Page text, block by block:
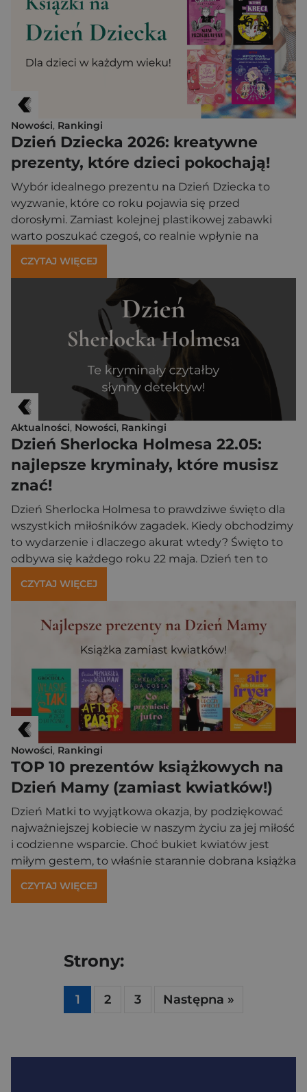
z miejsca. Odpowiednio dobrana lektura potrafi
nadać wyjazdom […]
Nowości, Rankingi
Dzień Dziecka 2026: kreatywne
prezenty, które dzieci pokochają!
Wybór idealnego prezentu na Dzień Dziecka to
wyzwanie, które co roku pojawia się przed
dorosłymi. Zamiast kolejnej plastikowej zabawki
warto poszukać czegoś, co realnie wpłynie na
literatura dziecięca oferuje niezwykłe bogactwo
form, które potrafią konkurować nawet z najbardziej
wciągającymi grami komputerowymi. Szukaj
prezentów, które bawią, uczą empatii i pozwalają
dzieciom lepiej zrozumieć […]
CZYTAJ WIĘCEJ
Aktualności, Nowości, Rankingi
Dzień Sherlocka Holmesa 22.05:
najlepsze kryminały, które musisz
znać!
Dzień Sherlocka Holmesa to prawdziwe święto dla
wszystkich miłośników zagadek. Kiedy obchodzimy
to wydarzenie i dlaczego akurat wtedy? Święto to
odbywa się każdego roku 22 maja. Dzień ten to
Conan Doyle’a! Postać genialnego detektywa
literatury kryminalnej i zainspirowała pokolenia
CZYTAJ WIĘCEJ
Nowości, Rankingi
TOP 10 prezentów książkowych na
Dzień Mamy (zamiast kwiatków!)
Dzień Matki to wyjątkowa okazja, by podziękować
najważniejszej kobiecie w naszym życiu za jej miłość
i codzienne wsparcie. Choć bukiet kwiatów jest
miłym gestem, to właśnie starannie dobrana książka
Literatura ma niezwykłą moc przenoszenia
CZYTAJ WIĘCEJ
Strony:
1 2 3 Następna »